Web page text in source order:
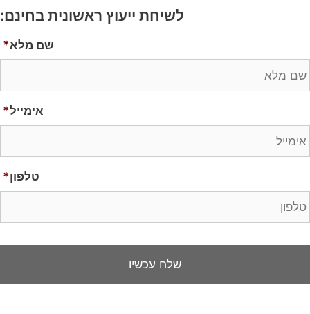
לשיחת ייעוץ ראשונית בחינם:
שם מלא*
אימייל*
טלפון*